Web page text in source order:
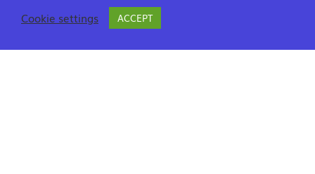
Cookie settings
ACCEPT